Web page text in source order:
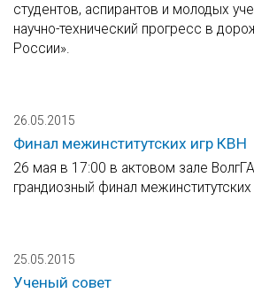
студентов, аспирантов и молодых
научно-технический прогресс в
России».
26.05.2015
Финал межинститутских игр КВН
26 мая в 17:00 в актовом зале
грандиозный финал
25.05.2015
Ученый совет